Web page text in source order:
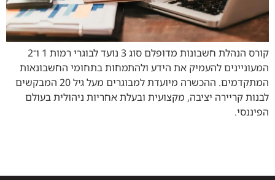
קורס הנהלת חשבונות מדופלם סוג 3 נועד לבוגרי רמות 1 ו־2
המעוניינים להעמיק את הידע ולהתמחות בתחומי החשבונאות
המתקדמים. ההכשרה מיועדת למבוגרים מעל גיל 20 המבקשים
לבנות קריירה יציבה, מקצועית ובעלת אחריות ניהולית בעולם
הפיננסי.